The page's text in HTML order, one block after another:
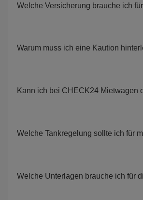
Welche Versicherung brauche ich
Warum muss ich eine Kaution
Kann ich bei CHECK24 Mietwagen
Welche Tankregelung sollte ich für
Welche Unterlagen brauche ich für